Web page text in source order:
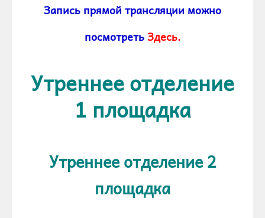
Запись прямой трансляции можно
посмотретьЗдесь.
Утреннее отделение
1 площадка
Утреннее отделение 2
площадка